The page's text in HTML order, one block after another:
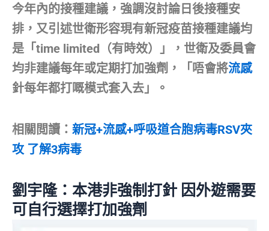
今年內的接種建議，強調沒討論日後接種安
排，又引述世衛形容現有新冠疫苗接種建議均
是「time limited（有時效）」，世衛及委員會
均非建議每年或定期打加強劑，「唔會將流感
針每年都打嘅模式套入去」。
相關閲讀： 新冠+流感+呼吸道合胞病毒RSV夾
攻 了解3病毒
劉宇隆：本港非強制打針 因外遊需要
可自行選擇打加強劑